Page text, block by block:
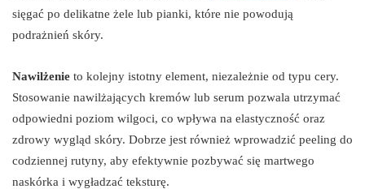
sięgać po delikatne żele lub pianki, które nie powodują
podrażnień skóry.
Nawilżenie to kolejny istotny element, niezależnie od typu cery.
Stosowanie nawilżających kremów lub serum pozwala utrzymać
odpowiedni poziom wilgoci, co wpływa na elastyczność oraz
zdrowy wygląd skóry. Dobrze jest również wprowadzić peeling do
codziennej rutyny, aby efektywnie pozbywać się martwego
naskórka i wygładzać teksturę.